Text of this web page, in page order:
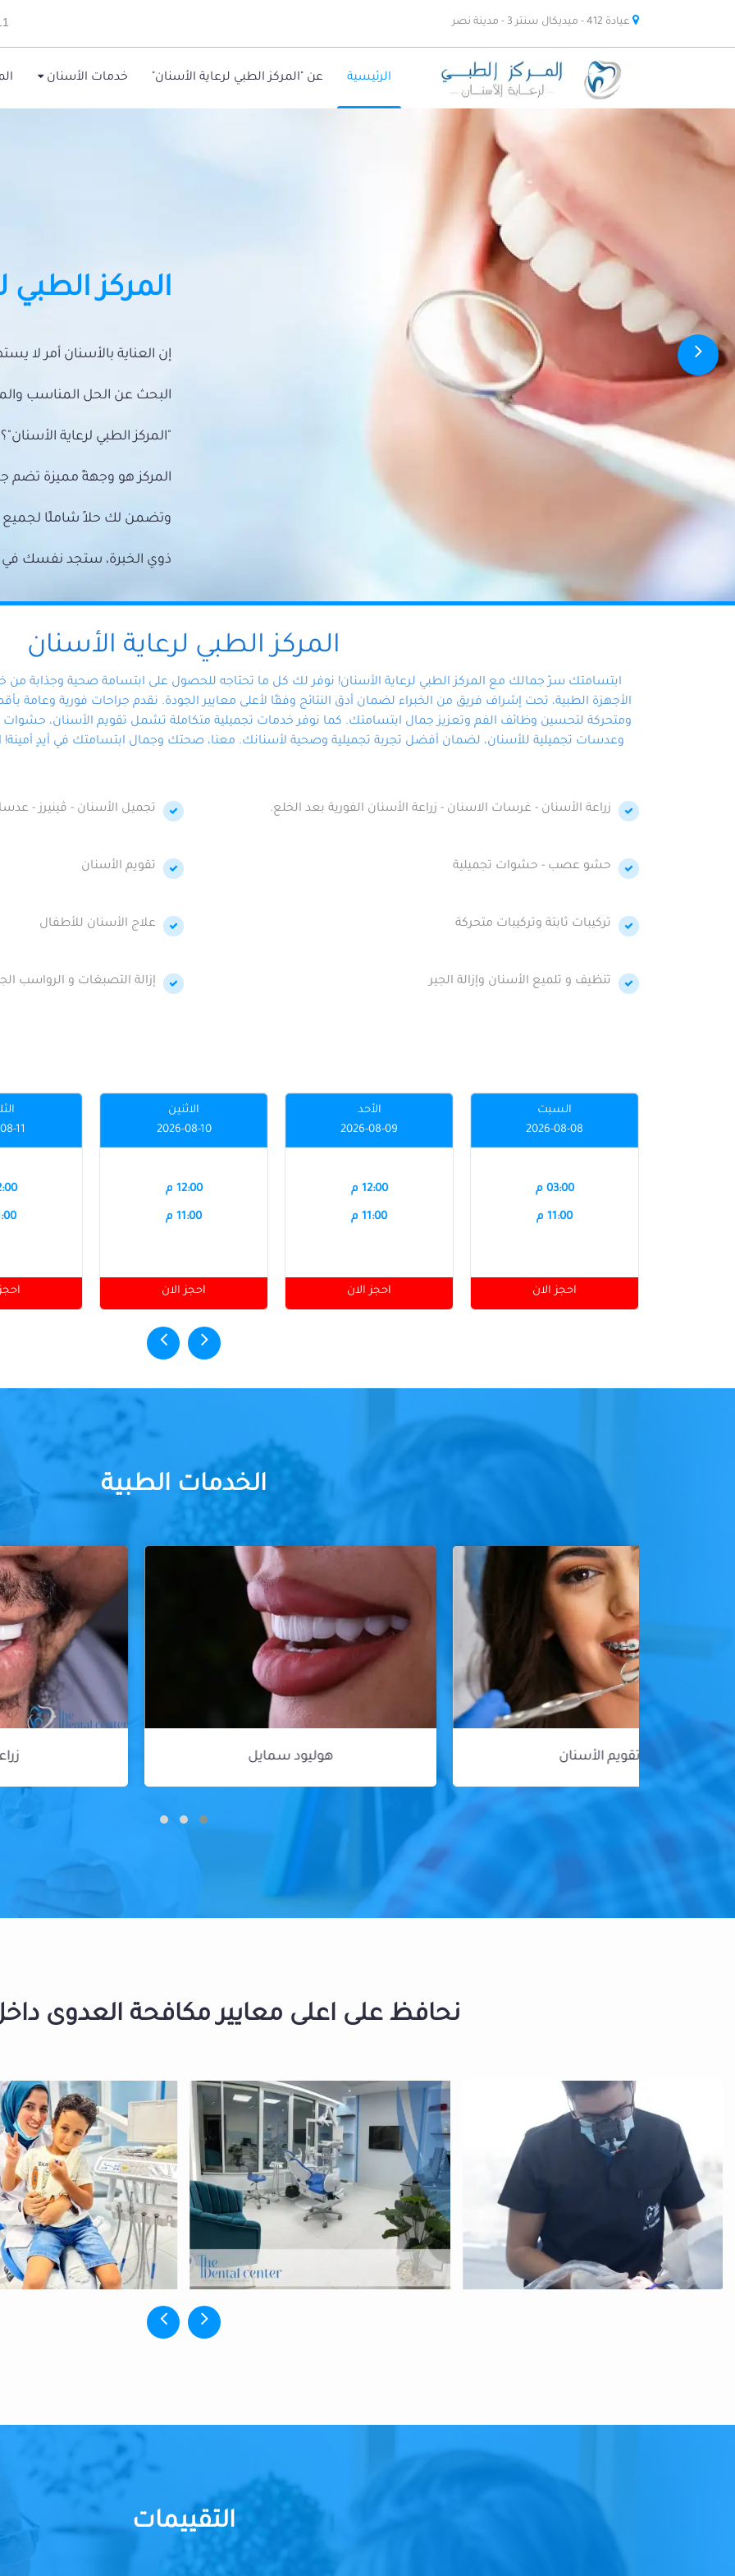
عيادة 412 - ميديكال سنتر 3 - مدينة نصر
الرئيسية عن "المركز الطبي لرعاية الأسنان" خدمات الأسنان
المركز الطبي
إن العناية بالأسنان أمر لا
البحث عن الحل المناسب
"المركز الطبي لرعاية الأسنان"؟
المركز هو وجهةً مميزة تضم
وتضمن لك حلاً شاملًا
ذوي الخبرة، ستجد نفسك في
المركز الطبي لرعاية الأسنان
ابتسامتك سرّ جمالك مع المركز الطبي لرعاية الأسنان! نوفر لك كل ما تحتاجه للحصول على ابتسامة صحية وجذابة
الأجهزة الطبية، تحت إشراف فريق من الخبراء لضمان أدق النتائج وفقًا لأعلى معايير الجودة. نقدم جراحات فورية وعامة
ومتحركة لتحسين وظائف الفم وتعزيز جمال ابتسامتك. كما نوفر خدمات تجميلية متكاملة تشمل تقويم الأسنان، حشوات
وعدسات تجميلية للأسنان، لضمان أفضل تجربة تجميلية وصحية لأسنانك. معنا، صحتك وجمال ابتسامتك في أيدٍ أمينة!
زراعة الأسنان - غرسات الاسنان - زراعة الأسنان الفورية بعد الخلع. تجميل الأسنان - ڤينيرز -
حشو عصب - حشوات تجميلية تقويم الأسنان
تركيبات ثابتة وتركيبات متحركة علاج الأسنان للأطفال
تنظيف و تلميع الأسنان وإزالة الجير إزالة التصبغات و الرواسب
السبت
2026-08-08
03:00 م
11:00 م
احجز الان
الأحد
2026-08-09
12:00 م
11:00 م
احجز الان
الاثنين
2026-08-10
12:00 م
11:00 م
احجز الان
11
الخدمات الطبية
نحافظ على اعلى معايير مكافحة العدوى
التقييمات